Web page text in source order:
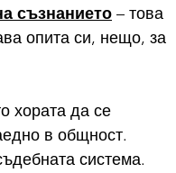
съзнанието – това
опита си, нещо, за
хората да се
в общност.
система.